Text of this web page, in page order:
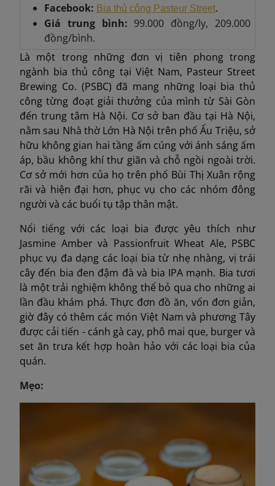
Facebook: Bia thủ công Pasteur Street.
Giá trung bình: 99.000 đồng/ly, 209.000
đồng/bình.
Là một trong những đơn vị tiên phong trong
ngành bia thủ công tại Việt Nam, Pasteur Street
Brewing Co. (PSBC) đã mang những loại bia thủ
công từng đoạt giải thưởng của mình từ Sài Gòn
đến trung tâm Hà Nội. Cơ sở ban đầu tại Hà Nội,
nằm sau Nhà thờ Lớn Hà Nội trên phố Ấu Triệu, sở
hữu không gian hai tầng ấm cúng với ánh sáng ấm
áp, bầu không khí thư giãn và chỗ ngồi ngoài trời.
Cơ sở mới hơn của họ trên phố Bùi Thị Xuân rộng
rãi và hiện đại hơn, phục vụ cho các nhóm đông
người và các buổi tụ tập thân mật.
Nổi tiếng với các loại bia được yêu thích như
Jasmine Amber và Passionfruit Wheat Ale, PSBC
phục vụ đa dạng các loại bia từ nhẹ nhàng, vị trái
cây đến bia đen đậm đà và bia IPA mạnh. Bia tươi
là một trải nghiệm không thể bỏ qua cho những ai
lần đầu khám phá. Thực đơn đồ ăn, vốn đơn giản,
giờ đây có thêm các món Việt Nam và phương Tây
được cải tiến - cánh gà cay, phô mai que, burger và
set ăn trưa kết hợp hoàn hảo với các loại bia của
quán.
Mẹo: